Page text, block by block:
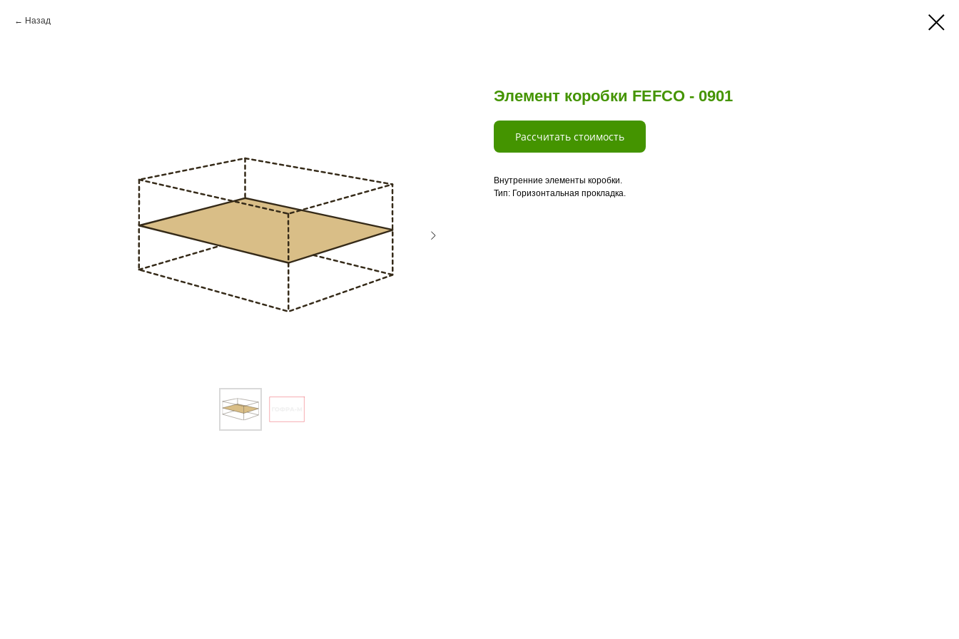
Назад
Элемент коробки FEFCO - 0901
Рассчитать стоимость
Внутренние элементы коробки.
Тип: Горизонтальная прокладка.